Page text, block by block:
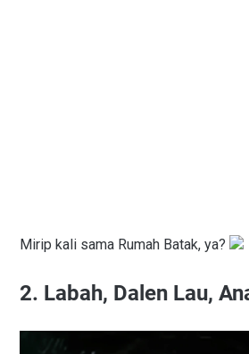
Mirip kali sama Rumah Batak, ya?
2. Labah, Dalen Lau,